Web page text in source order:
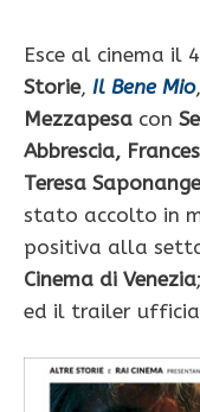
Esce al cinema
Storie, Il Bene Mio
Mezzapesa con
Abbrescia,
Teresa
stato accolto in
positiva alla
Cinema di Venezia
ed il trailer